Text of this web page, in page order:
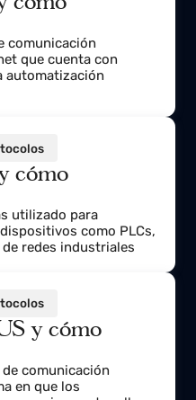
y cómo
comunicación
y cómo
de redes industriales
y cómo